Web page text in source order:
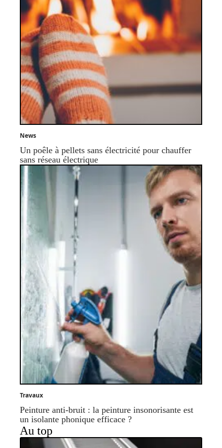
News
Un poêle à pellets sans électricité pour chauffer
sans réseau électrique
Travaux
Peinture anti-bruit : la peinture insonorisante est
un isolante phonique efficace ?
Au top